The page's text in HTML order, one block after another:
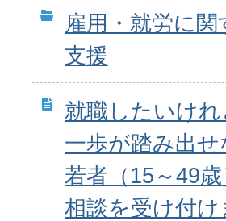
雇用・就労に関
支援
就職したいけれ
一歩が踏み出せ
若者（15～49
相談を受け付け